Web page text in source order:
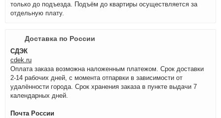
только до подъезда. Подъём до квартиры осуществляется за
отдельную плату.
Доставка по России
СДЭК
cdek.ru
Оплата заказа возможна наложенным платежом. Срок доставки
2-14 рабочих дней, с момента отпарвки в зависимости от
удалённости города. Срок хранения заказа в пункте выдачи 7
календарных дней.
Почта России